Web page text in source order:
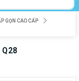
GỌN CAO CẤP
Q28